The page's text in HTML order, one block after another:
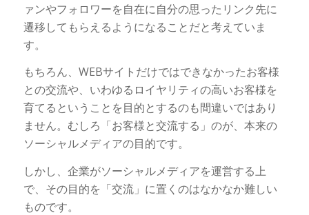
ァンやフォロワーを自在に自分の思ったリンク先に
遷移してもらえるようになることだと考えていま
す。
もちろん、WEBサイトだけではできなかったお客様
との交流や、いわゆるロイヤリティの高いお客様を
育てるということを目的とするのも間違いではあり
ません。むしろ「お客様と交流する」のが、本来の
ソーシャルメディアの目的です。
しかし、企業がソーシャルメディアを運営する上
で、その目的を「交流」に置くのはなかなか難しい
ものです。